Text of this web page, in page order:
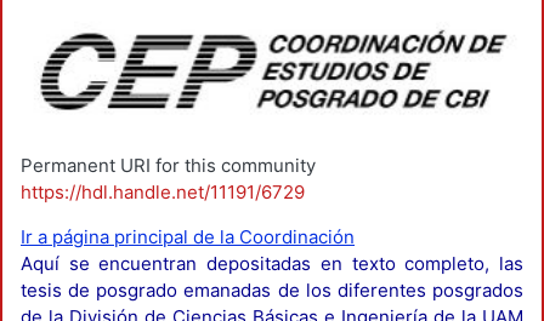
Permanent URI for this community
https://hdl.handle.net/11191/6729
Ir a página principal de la Coordinación
Aquí se encuentran depositadas en texto completo, las
tesis de posgrado emanadas de los diferentes posgrados